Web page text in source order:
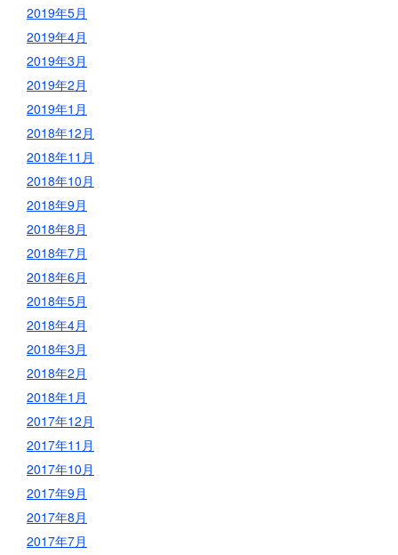
2019年5月
2019年4月
2019年3月
2019年2月
2019年1月
2018年12月
2018年11月
2018年10月
2018年9月
2018年8月
2018年7月
2018年6月
2018年5月
2018年4月
2018年3月
2018年2月
2018年1月
2017年12月
2017年11月
2017年10月
2017年9月
2017年8月
2017年7月